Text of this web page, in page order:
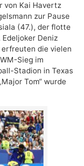
von Kai Havertz
zur Pause
(47.), der flotte
Deniz
die vielen
Sieg im
Stadion in Texas
Tom“ wurde